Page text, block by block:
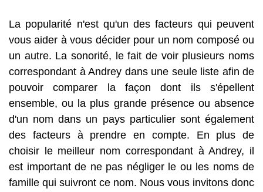
La popularité n'est qu'un des facteurs qui peuvent
vous aider à vous décider pour un nom composé ou
un autre. La sonorité, le fait de voir plusieurs noms
correspondant à Andrey dans une seule liste afin de
pouvoir comparer la façon dont ils s'épellent
ensemble, ou la plus grande présence ou absence
d'un nom dans un pays particulier sont également
des facteurs à prendre en compte. En plus de
choisir le meilleur nom correspondant à Andrey, il
est important de ne pas négliger le ou les noms de
famille qui suivront ce nom. Nous vous invitons donc